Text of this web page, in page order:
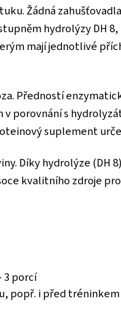
Žádná
hydrolýzy DH
mají jednotlivé
Předností
v porovnání s
suplement
Díky hydrolýze (DH
kvalitního zdroje
3 porcí
popř. i před tréninkem